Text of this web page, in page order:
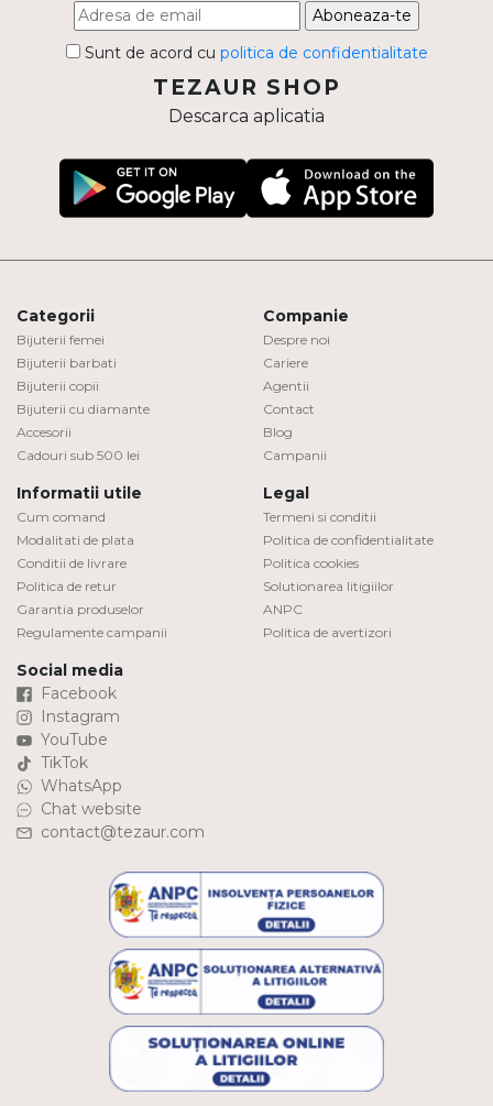
Aboneaza-te
Sunt de acord cu politica de confidentialitate
TEZAUR SHOP
Descarca aplicatia
Categorii
Bijuterii femei
Bijuterii barbati
Bijuterii copii
Bijuterii cu diamante
Accesorii
Cadouri sub 500 lei
Companie
Despre noi
Cariere
Agentii
Contact
Blog
Campanii
Informatii utile
Cum comand
Modalitati de plata
Conditii de livrare
Politica de retur
Garantia produselor
Regulamente campanii
Legal
Termeni si conditii
Politica de confidentialitate
Politica cookies
Solutionarea litigiilor
ANPC
Politica de avertizori
Social media
Facebook
Instagram
YouTube
TikTok
WhatsApp
Chat website
contact@tezaur.com